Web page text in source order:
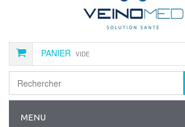
PANIER VIDE
MENU